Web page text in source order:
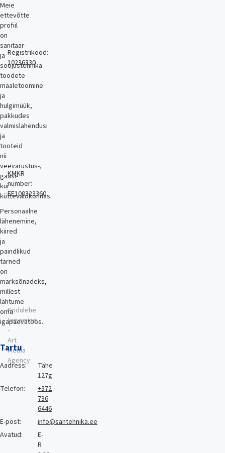
Meie
ettevõtte
profiil
on
sanitaar-
ja
soojustehnika
toodete
maaletoomine
ja
hulgimüük,
pakkudes
valmislahendusi
ja
tooteid
nii
veevarustus-,
gaasi-
kui
küttevaldkonnas.
Personaalne
lähenemine,
kiired
ja
paindlikud
tarned
on
märksõnadeks,
millest
lähtume
oma
igapäevatöös.
Tartu
Aadress:
Tähe
127g
Telefon:
+372
736
6446
E-post:
info@santehnika.ee
Avatud:
E-
R
Registrikood:
10236330
KMKR
number:
EE100323360
Kodulehe
tegemine
-
Art
Media
Agency